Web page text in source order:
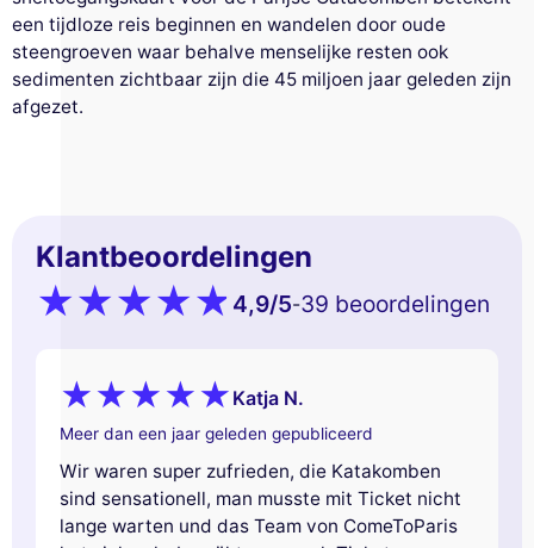
een tijdloze reis beginnen en wandelen door oude
steengroeven waar behalve menselijke resten ook
sedimenten zichtbaar zijn die 45 miljoen jaar geleden zijn
afgezet.
Klantbeoordelingen
4,9/5-39 beoordelingen
Katja N.
Meer dan een jaar geleden gepubliceerd
Wir waren super zufrieden, die Katakomben
sind sensationell, man musste mit Ticket nicht
lange warten und das Team von ComeToParis